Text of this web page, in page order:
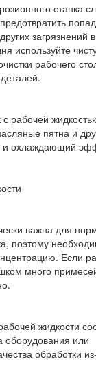
станка
загрязнений
используйте
рабочего
рабочей
пятна и
и охлаждающий
важна для
поэтому
Если
много
жидкости
оборудования или
обработки